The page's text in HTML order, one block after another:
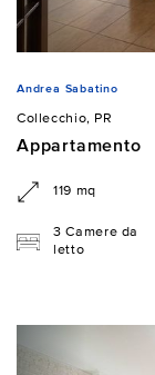
Andrea Sabatino
Collecchio, PR
Appartamento
119 mq
3 Camere da
letto